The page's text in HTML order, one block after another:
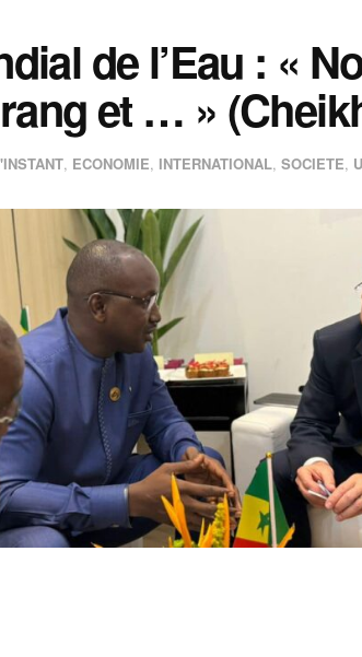
de l’Eau : «
et … »
, ECONOMIE, INTERNATIONAL, SOCIETE,